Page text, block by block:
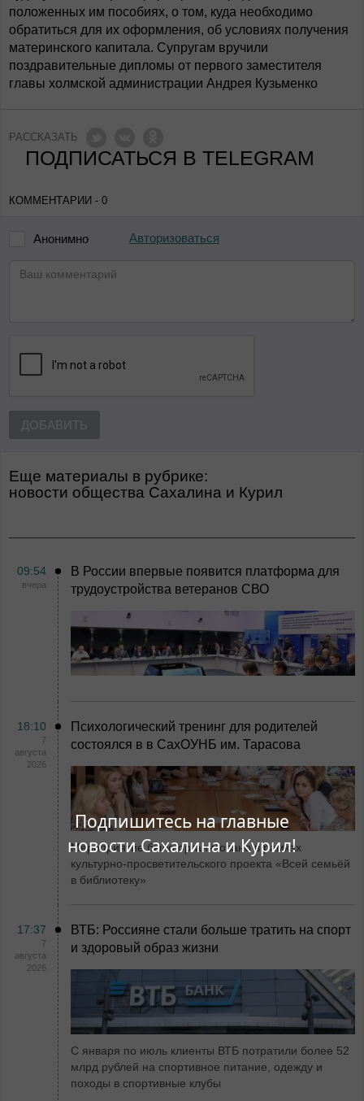
Подпишитесь на главные
новости Сахалина и Курил!
положенных им пособиях, о том, куда необходимо
обратиться для их оформления, об условиях получения
материнского капитала. Супругам вручили
поздравительные дипломы от первого заместителя
главы холмской администрации Андрея Кузьменко
РАССКАЗАТЬ
ПОДПИСАТЬСЯ В TELEGRAM
КОММЕНТАРИИ - 0
Анонимно Авторизоваться
ДОБАВИТЬ
Еще материалы в рубрике:
Новости общества Сахалина и Курил
09:54
вчера
В России впервые появится платформа для
трудоустройства ветеранов СВО
18:10
7
августа
2026
Психологический тренинг для родителей
состоялся в в СахОУНБ им. Тарасова
Мероприятие было организовано в рамках
культурно-просветительского проекта «Всей семьёй
в библиотеку»
17:37
7
августа
2026
ВТБ: Россияне стали больше тратить на спорт
и здоровый образ жизни
С января по июль клиенты ВТБ потратили более 52
млрд рублей на спортивное питание, одежду и
походы в спортивные клубы